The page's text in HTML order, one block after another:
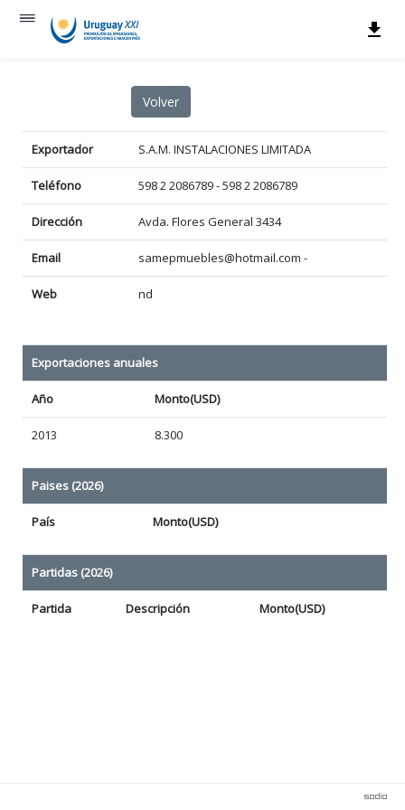
Exportador S.A.M. INSTALACIONES LIMITADA
Teléfono 598 2 2086789 - 598 2 2086789
Dirección Avda. Flores General 3434
Email samepmuebles@hotmail.com -
Web nd
Exportaciones anuales
Año Monto(USD)
2013 8.300
Paises (2026)
País Monto(USD)
Partidas (2026)
Partida Descripción Monto(USD)